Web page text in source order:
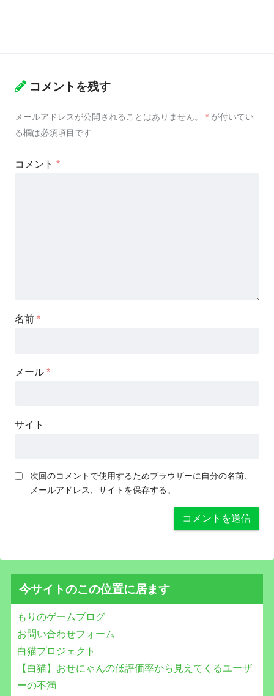
コメントを残す
メールアドレスが公開されることはありません。 * が付いてい
る欄は必須項目です
コメント *
名前 *
メール *
サイト
次回のコメントで使用するためブラウザーに自分の名前、
メールアドレス、サイトを保存する。
今サイトのこの位置に居ます
もりのゲームブログ
お問い合わせフォーム
白猫プロジェクト
【白猫】おせにゃんの低評価率から見えてくるユーザ
ーの不満